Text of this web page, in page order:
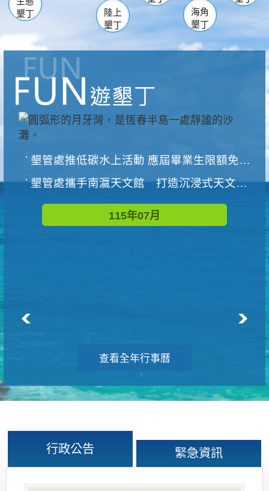
墾丁
陸上
墾丁
海角
墾丁
墾管處推低碳水上活動 應屆畢業生限額免費參加
墾管處攜手南瀛天文館 打造沉浸式天文探索營隊
115年07月
查看全年行事曆
行政公告 緊急資訊